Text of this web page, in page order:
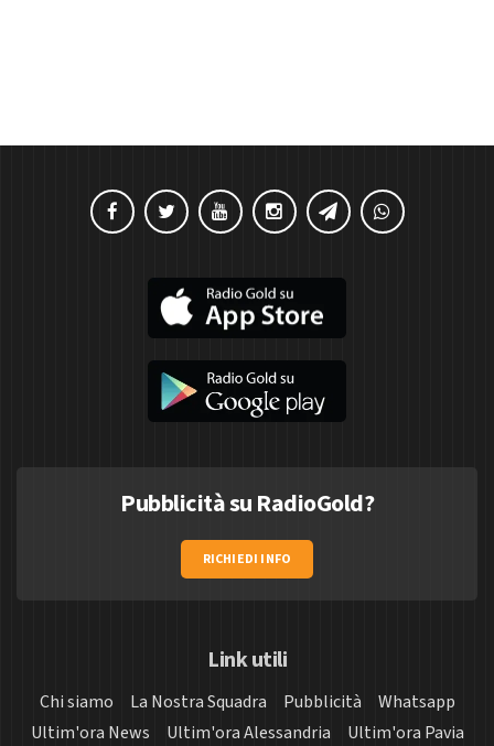
Pubblicità su RadioGold?
RICHIEDI INFO
Link utili
Chi siamo La Nostra Squadra Pubblicità
Whatsapp
Ultim'ora News
Ultim'ora Alessandria
Ultim'ora Pavia